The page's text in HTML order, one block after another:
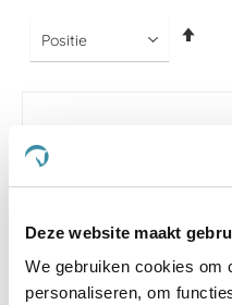
Deze website maakt
We gebruiken cookies om
personaliseren, om